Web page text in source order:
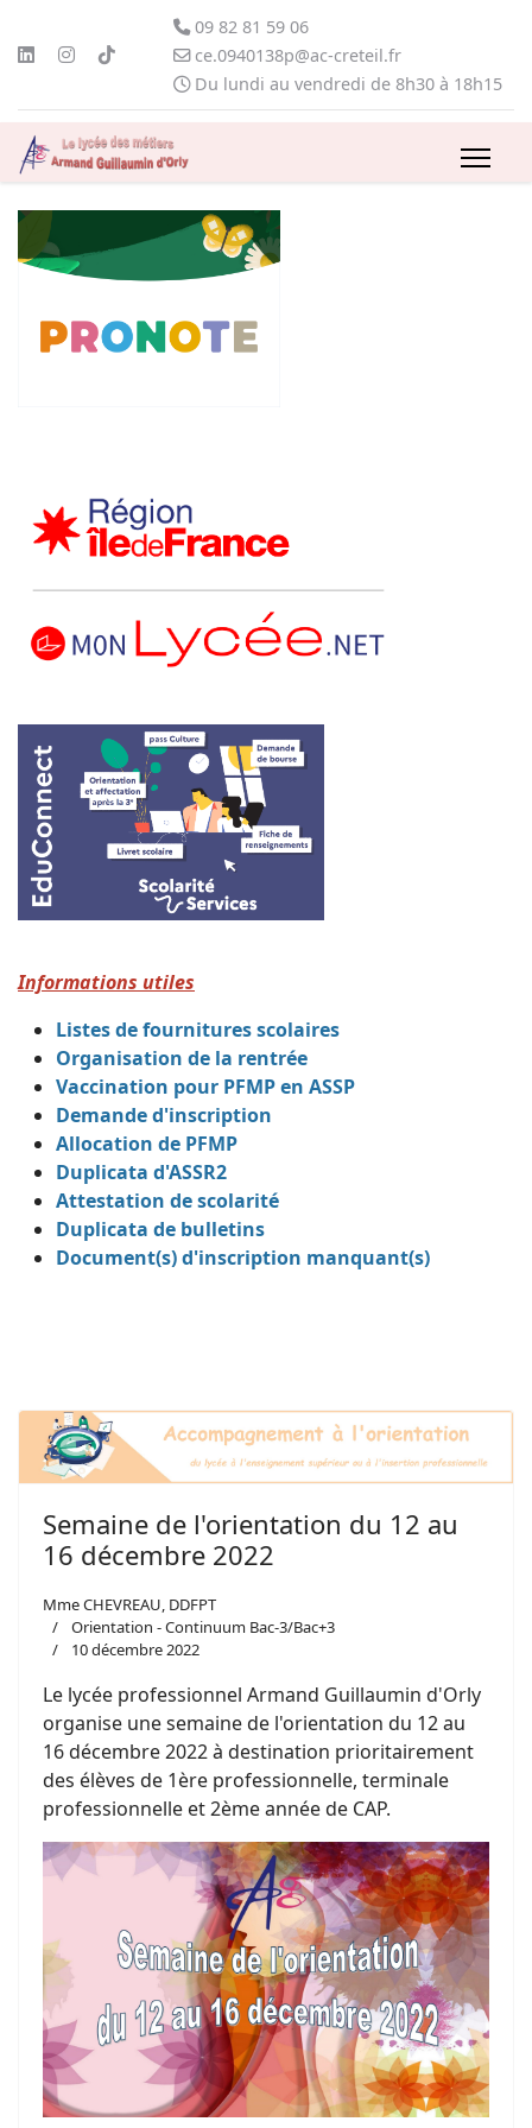
09 82 81 59 06
ce.0940138p@ac-creteil.fr
Du lundi au vendredi de 8h30 à 18h15
Informations utiles
Listes de fournitures scolaires
Organisation de la rentrée
Vaccination pour PFMP en ASSP
Demande d'inscription
Allocation de PFMP
Duplicata d'ASSR2
Attestation de scolarité
Duplicata de bulletins
Document(s) d'inscription manquant(s)
Semaine de l'orientation du 12 au
16 décembre 2022
Mme CHEVREAU, DDFPT
Orientation - Continuum Bac-3/Bac+3
10 décembre 2022
Le lycée professionnel Armand Guillaumin d'Orly
organise une semaine de l'orientation du 12 au
16 décembre 2022 à destination prioritairement
des élèves de 1ère professionnelle, terminale
professionnelle et 2ème année de CAP.